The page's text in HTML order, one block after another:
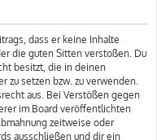
dass er keine Inhalte
die guten Sitten verstoßen. Du
besitzt, die in deinen
zu setzen bzw. zu verwenden.
aus. Bei Verstößen gegen
im Board veröffentlichten
zeitweise oder
ausschließen und dir ein